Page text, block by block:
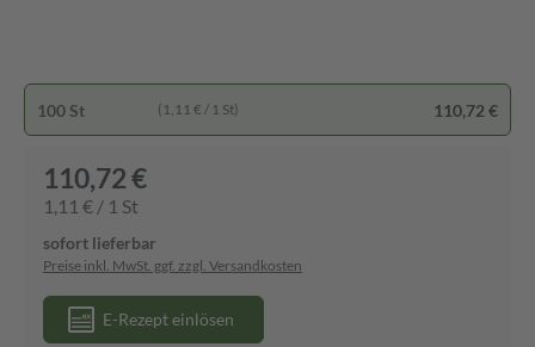
100 St (1,11 € / 1 St) 110,72 €
110,72 €
1,11 € / 1 St
sofort lieferbar
Preise inkl. MwSt. ggf. zzgl. Versandkosten
E-Rezept einlösen